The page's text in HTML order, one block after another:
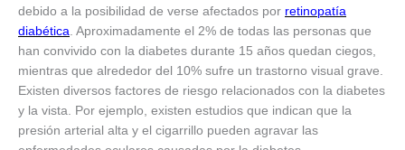
debido a la posibilidad de verse afectados por retinopatía
diabética. Aproximadamente el 2% de todas las personas que
han convivido con la diabetes durante 15 años quedan ciegos,
mientras que alrededor del 10% sufre un trastorno visual grave.
Existen diversos factores de riesgo relacionados con la diabetes
y la vista. Por ejemplo, existen estudios que indican que la
presión arterial alta y el cigarrillo pueden agravar las